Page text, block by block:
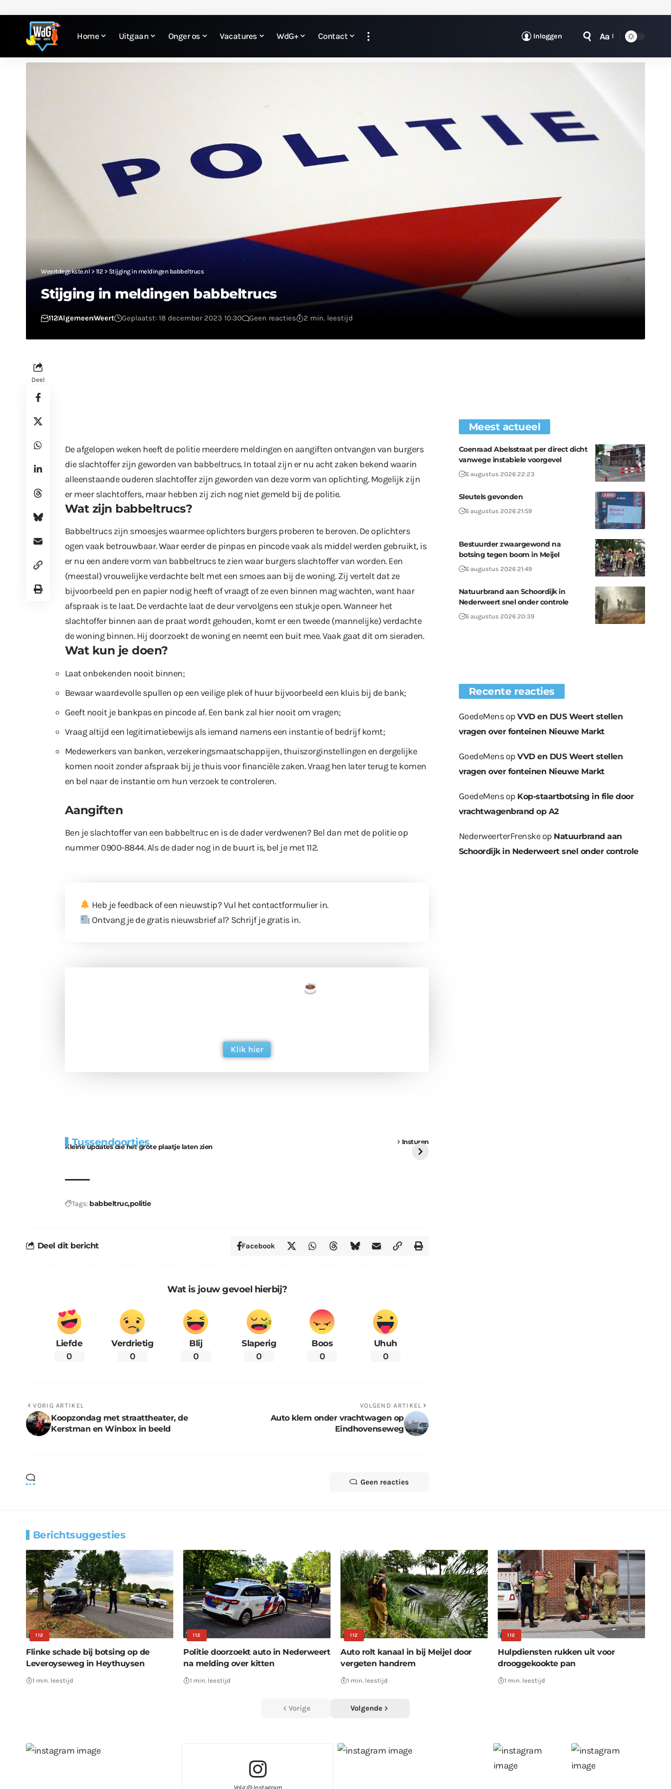
Home Uitgaan Onger os Vacatures WdG+ Contact Inloggen Aa
Weertdegekste.nl > 112 > Stijging in meldingen babbeltrucs
Stijging in meldingen babbeltrucs
112AlgemeenWeert Geplaatst: 18 december 2023 10:30 Geen reacties 2 min. leestijd
Deel
De afgelopen weken heeft de politie meerdere meldingen en aangiften ontvangen van burgers
die slachtoffer zijn geworden van babbeltrucs. In totaal zijn er nu acht zaken bekend waarin
alleenstaande ouderen slachtoffer zijn geworden van deze vorm van oplichting. Mogelijk zijn
er meer slachtoffers, maar hebben zij zich nog niet gemeld bij de politie.
Wat zijn babbeltrucs?
Babbeltrucs zijn smoesjes waarmee oplichters burgers proberen te beroven. De oplichters
ogen vaak betrouwbaar. Waar eerder de pinpas en pincode vaak als middel werden gebruikt, is
er nu een andere vorm van babbeltrucs te zien waar burgers slachtoffer van worden. Een
(meestal) vrouwelijke verdachte belt met een smoes aan bij de woning. Zij vertelt dat ze
bijvoorbeeld pen en papier nodig heeft of vraagt of ze even binnen mag wachten, want haar
afspraak is te laat. De verdachte laat de deur vervolgens een stukje open. Wanneer het
slachtoffer binnen aan de praat wordt gehouden, komt er een tweede (mannelijke) verdachte
de woning binnen. Hij doorzoekt de woning en neemt een buit mee. Vaak gaat dit om sieraden.
Wat kun je doen?
Laat onbekenden nooit binnen;
Bewaar waardevolle spullen op een veilige plek of huur bijvoorbeeld een kluis bij de bank;
Geeft nooit je bankpas en pincode af. Een bank zal hier nooit om vragen;
Vraag altijd een legitimatiebewijs als iemand namens een instantie of bedrijf komt;
Medewerkers van banken, verzekeringsmaatschappijen, thuiszorginstellingen en dergelijke
komen nooit zonder afspraak bij je thuis voor financiële zaken. Vraag hen later terug te komen
en bel naar de instantie om hun verzoek te controleren.
Aangiften
Ben je slachtoffer van een babbeltruc en is de dader verdwenen? Bel dan met de politie op
nummer 0900-8844. Als de dader nog in de buurt is, bel je met 112.
Heb je feedback of een nieuwstip? Vul het contactformulierin.
Ontvang je de gratis nieuwsbrief al? Schrijf je gratis in.
Klik hier
Tussendoortjes Insturen
Kleine updates die het grote plaatje laten zien
bouwmateriaal voor
kabouters
uitdaging
Tags: babbeltrucpolitie
Deel dit bericht Facebook
Wat is jouw gevoel hierbij?
Liefde
0
Verdrietig
0
Blij
0
Slaperig
0
Boos
0
Uhuh
0
VORIG ARTIKEL
Koopzondag met straattheater, de
Kerstman en Winbox in beeld
VOLGEND ARTIKEL
Auto klem onder vrachtwagen op
Eindhovenseweg
Geen reacties
Meest actueel
Coenraad Abelsstraat per direct dicht
vanwege instabiele voorgevel
6 augustus 2026 22:23
Sleutels gevonden
6 augustus 2026 21:59
Bestuurder zwaargewond na
botsing tegen boom in Meijel
6 augustus 2026 21:49
Natuurbrand aan Schoordijk in
Nederweert snel onder controle
6 augustus 2026 20:39
Recente reacties
GoedeMensopVVD en DUS Weert stellen
vragen over fonteinen Nieuwe Markt
GoedeMensopVVD en DUS Weert stellen
vragen over fonteinen Nieuwe Markt
GoedeMensop Kop-staartbotsing in file door
vrachtwagenbrand op A2
NederweerterFrenskeop Natuurbrand aan
Schoordijk in Nederweert snel onder controle
Berichtsuggesties
112
Flinke schade bij botsing op de
Leveroyseweg in Heythuysen
1 min. leestijd
112
Politie doorzoekt auto in Nederweert
na melding over kitten
1 min. leestijd
112
Auto rolt kanaal in bij Meijel door
vergeten handrem
1 min. leestijd
112
Hulpdiensten rukken uit voor
drooggekookte pan
1 min. leestijd
Vorige Volgende